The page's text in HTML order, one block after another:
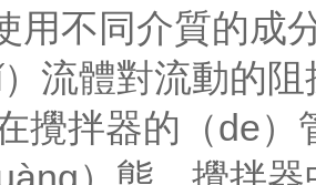
用不同介質的成
流體對流動的
攪拌器的（de